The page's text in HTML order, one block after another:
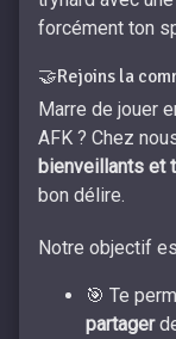
forcément ton
🤝Rejoins la
Marre de jouer
AFK ? Chez
bienveillants et
bon délire.
Notre objectif
🎯 Te
partager